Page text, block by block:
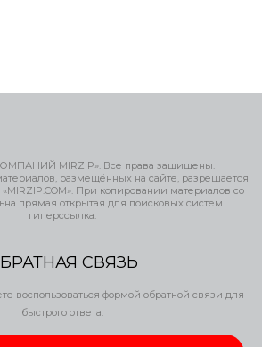
MIRZIP». Все права защищены.
размещённых на сайте, разрешается
При копировании материалов со
прямая открытая для поисковых систем
гиперссылка.
СВЯЗЬ
воспользоваться формой обратной связи для
быстрого ответа.